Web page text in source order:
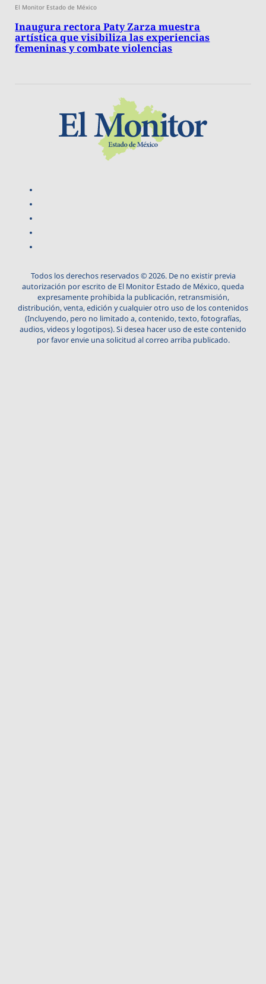
El Monitor Estado de México
Inaugura rectora Paty Zarza muestra
artística que visibiliza las experiencias
femeninas y combate violencias
Todos los derechos reservados © 2026. De no existir previa
autorización por escrito de El Monitor Estado de México, queda
expresamente prohibida la publicación, retransmisión,
distribución, venta, edición y cualquier otro uso de los contenidos
(Incluyendo, pero no limitado a, contenido, texto, fotografías,
audios, videos y logotipos). Si desea hacer uso de este contenido
por favor envie una solicitud al correo arriba publicado.